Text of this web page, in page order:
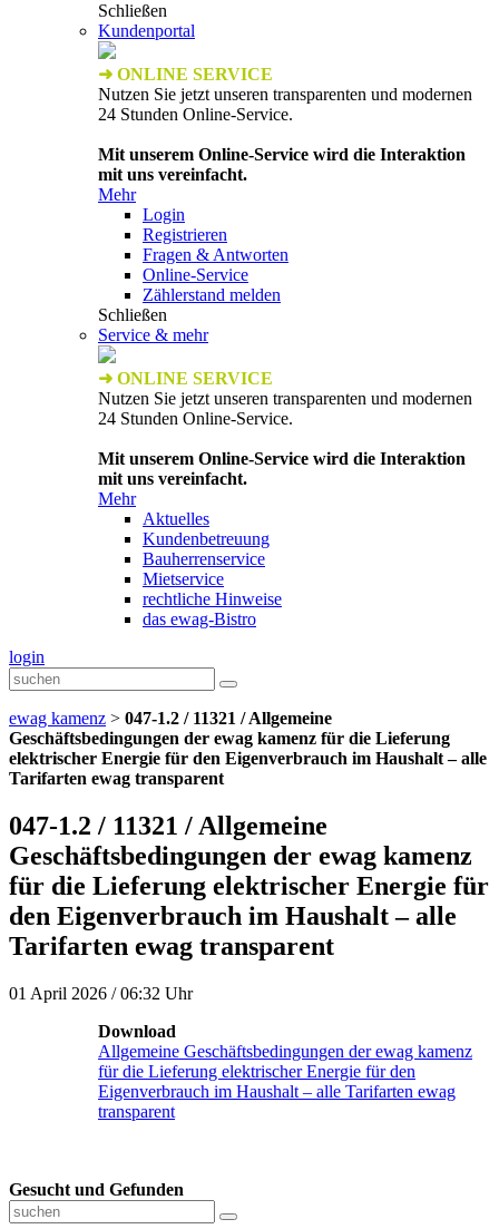
Schließen
Kundenportal
➜ ONLINE SERVICE
Nutzen Sie jetzt unseren transparenten und modernen
24 Stunden Online-Service.
Mit unserem Online-Service wird die Interaktion
mit uns vereinfacht.
Mehr
Login
Registrieren
Fragen & Antworten
Online-Service
Zählerstand melden
Schließen
Service & mehr
➜ ONLINE SERVICE
Nutzen Sie jetzt unseren transparenten und modernen
24 Stunden Online-Service.
Mit unserem Online-Service wird die Interaktion
mit uns vereinfacht.
Mehr
Aktuelles
Kundenbetreuung
Bauherrenservice
Mietservice
rechtliche Hinweise
das ewag-Bistro
login
ewag kamenz > 047-1.2 / 11321 / Allgemeine
Geschäftsbedingungen der ewag kamenz für die Lieferung
elektrischer Energie für den Eigenverbrauch im Haushalt – alle
Tarifarten ewag transparent
047-1.2 / 11321 / Allgemeine
Geschäftsbedingungen der ewag kamenz
für die Lieferung elektrischer Energie für
den Eigenverbrauch im Haushalt – alle
Tarifarten ewag transparent
01 April 2026 / 06:32 Uhr
Download
Allgemeine Geschäftsbedingungen der ewag kamenz
für die Lieferung elektrischer Energie für den
Eigenverbrauch im Haushalt – alle Tarifarten ewag
transparent
Gesucht und Gefunden